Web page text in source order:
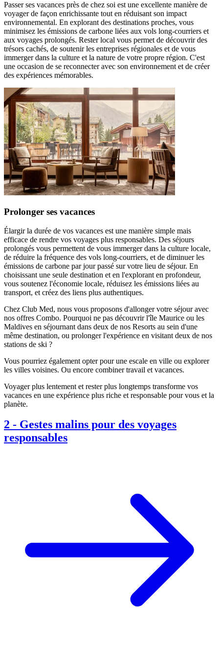
Passer ses vacances près de chez soi est une excellente manière de
voyager de façon enrichissante tout en réduisant son impact
environnemental. En explorant des destinations proches, vous
minimisez les émissions de carbone liées aux vols long-courriers et
aux voyages prolongés. Rester local vous permet de découvrir des
trésors cachés, de soutenir les entreprises régionales et de vous
immerger dans la culture et la nature de votre propre région. C'est
une occasion de se reconnecter avec son environnement et de créer
des expériences mémorables.
Prolonger ses vacances
Élargir la durée de vos vacances est une manière simple mais
efficace de rendre vos voyages plus responsables. Des séjours
prolongés vous permettent de vous immerger dans la culture locale,
de réduire la fréquence des vols long-courriers, et de diminuer les
émissions de carbone par jour passé sur votre lieu de séjour. En
choisissant une seule destination et en l'explorant en profondeur,
vous soutenez l'économie locale, réduisez les émissions liées au
transport, et créez des liens plus authentiques.
Chez Club Med, nous vous proposons d'allonger votre séjour avec
nos offres Combo. Pourquoi ne pas découvrir l'île Maurice ou les
Maldives en séjournant dans deux de nos Resorts au sein d'une
même destination, ou prolonger l'expérience en visitant deux de nos
stations de ski ?
Vous pourriez également opter pour une escale en ville ou explorer
les villes voisines. Ou encore combiner travail et vacances.
Voyager plus lentement et rester plus longtemps transforme vos
vacances en une expérience plus riche et responsable pour vous et la
planète.
2 - Gestes malins pour des voyages
responsables